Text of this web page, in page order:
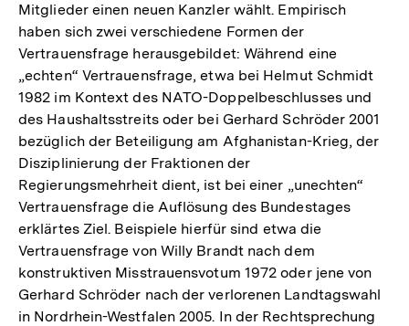
Mitglieder einen neuen Kanzler wählt. Empirisch
haben sich zwei verschiedene Formen der
Vertrauensfrage herausgebildet: Während eine
„echten“ Vertrauensfrage, etwa bei Helmut Schmidt
1982 im Kontext des NATO-Doppelbeschlusses und
des Haushaltsstreits oder bei Gerhard Schröder 2001
bezüglich der Beteiligung am Afghanistan-Krieg, der
Disziplinierung der Fraktionen der
Regierungsmehrheit dient, ist bei einer „unechten“
Vertrauensfrage die Auflösung des Bundestages
erklärtes Ziel. Beispiele hierfür sind etwa die
Vertrauensfrage von Willy Brandt nach dem
konstruktiven Misstrauensvotum 1972 oder jene von
Gerhard Schröder nach der verlorenen Landtagswahl
in Nordrhein-Westfalen 2005. In der Rechtsprechung